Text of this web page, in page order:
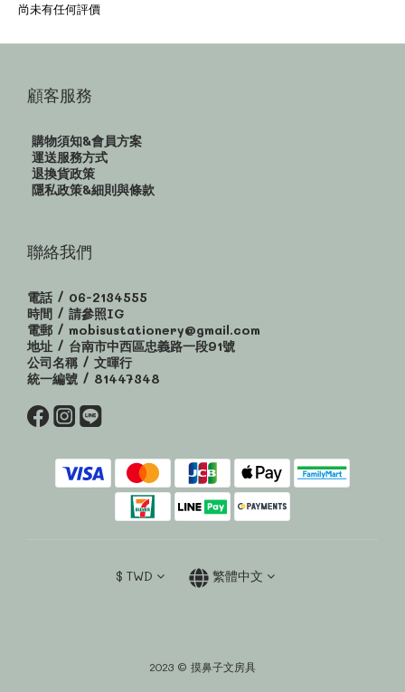
尚未有任何評價
顧客服務
購物須知&會員方案
運送服務方式
退換貨政策
隱私政策&細則與條款
聯絡我們
電話 / 06-2134555
時間 / 請參照IG
電郵 / mobisustationery@gmail.com
地址 / 台南市中西區忠義路一段91號
公司名稱 / 文暉行
統一編號 / 81447348
$ TWD 繁體中文
2023 © 摸鼻子文房具